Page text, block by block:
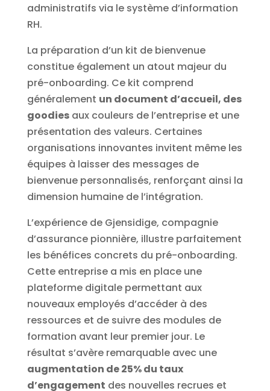
administratifs via le système d’information
RH.
La préparation d’un kit de bienvenue
constitue également un atout majeur du
pré-onboarding. Ce kit comprend
généralement un document d’accueil, des
goodiesaux couleurs de l’entreprise et une
présentation des valeurs. Certaines
organisations innovantes invitent même les
équipes à laisser des messages de
bienvenue personnalisés, renforçant ainsi la
dimension humaine de l’intégration.
L’expérience de Gjensidige, compagnie
d’assurance pionnière, illustre parfaitement
les bénéfices concrets du pré-onboarding.
Cette entreprise a mis en place une
plateforme digitale permettant aux
nouveaux employés d’accéder à des
ressources et de suivre des modules de
formation avant leur premier jour. Le
résultat s’avère remarquable avec une
augmentation de 25% du taux
d’engagement des nouvelles recrues et